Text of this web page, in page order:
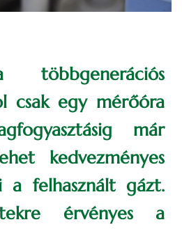
csak egy mérőóra
már
kedvezményes
a felhasznált gázt.
érvényes a